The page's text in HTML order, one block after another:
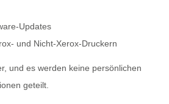
Updates
und Nicht-Xerox-Druckern
und es werden keine persönlichen
geteilt.